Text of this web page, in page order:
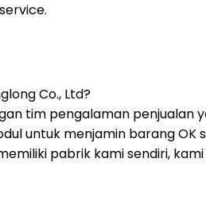
Co., Ltd?
tim pengalaman penjualan
untuk menjamin barang OK
pabrik kami sendiri,